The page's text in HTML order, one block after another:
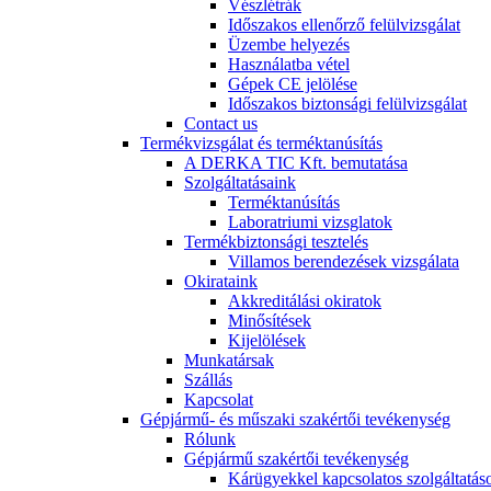
Vészlétrák
Időszakos ellenőrző felülvizsgálat
Üzembe helyezés
Használatba vétel
Gépek CE jelölése
Időszakos biztonsági felülvizsgálat
Contact us
Termékvizsgálat és terméktanúsítás
A DERKA TIC Kft. bemutatása
Szolgáltatásaink
Terméktanúsítás
Laboratriumi vizsglatok
Termékbiztonsági tesztelés
Villamos berendezések vizsgálata
Okirataink
Akkreditálási okiratok
Minősítések
Kijelölések
Munkatársak
Szállás
Kapcsolat
Gépjármű- és műszaki szakértői tevékenység
Rólunk
Gépjármű szakértői tevékenység
Kárügyekkel kapcsolatos